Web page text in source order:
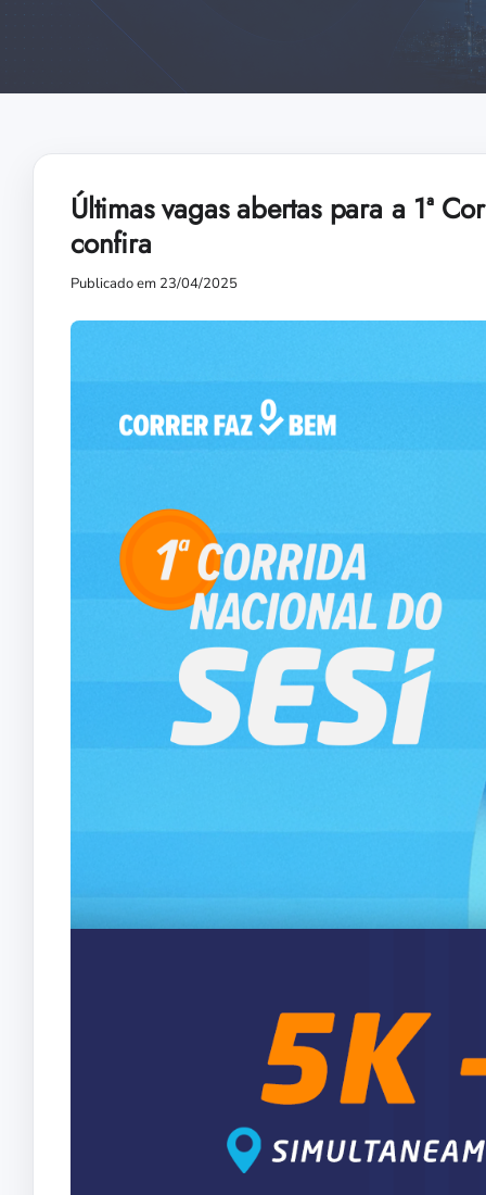
Últimas vagas abertas para a 1ª
confira
Publicado em 23/04/2025